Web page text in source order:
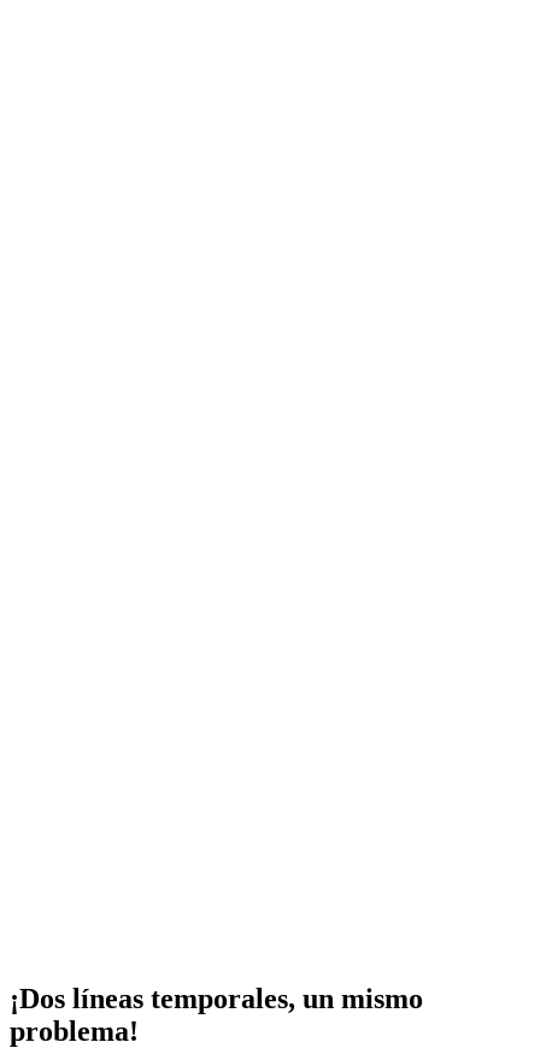
¡Dos líneas temporales, un mismo
problema!